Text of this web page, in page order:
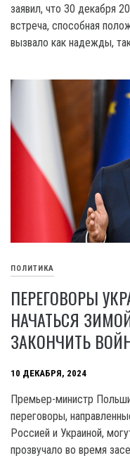
заявил, что 30 декабря
встреча, способная
вызвало как надежды,
ПОЛИТИКА
ПЕРЕГОВОРЫ
НАЧАТЬСЯ
ЗАКОНЧИТЬ
10 ДЕКАБРЯ, 2024
Премьер-министр
переговоры,
Россией и Украиной,
прозвучало во время